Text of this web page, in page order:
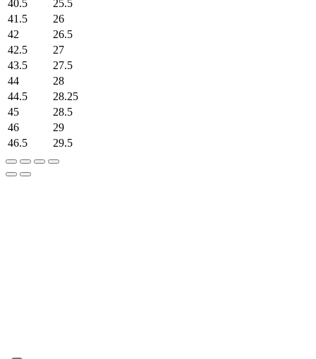
40.5
25.5
41.5
26
42
26.5
42.5
27
43.5
27.5
44
28
44.5
28.25
45
28.5
46
29
46.5
29.5